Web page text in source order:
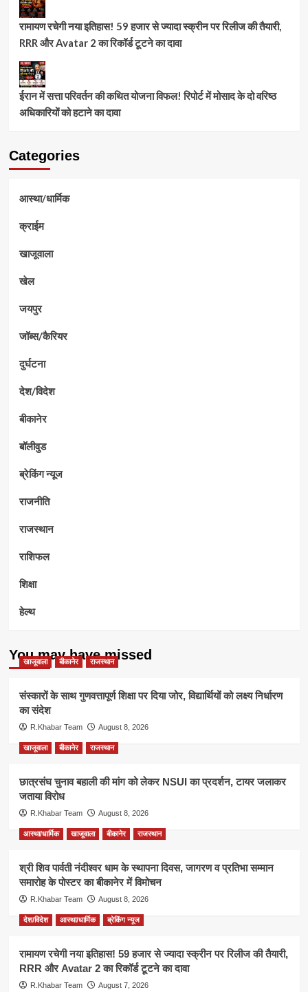
रामायण रचेगी नया इतिहास! 59 हजार से ज्यादा स्क्रीन पर रिलीज की तैयारी,
RRR और Avatar 2 का रिकॉर्ड टूटने का दावा
ईरान में सत्ता परिवर्तन की कथित योजना विफल! रिपोर्ट में मोसाद के दो वरिष्ठ
अधिकारियों को हटाने का दावा
Categories
आस्था/धार्मिक
क्राईम
खाजूवाला
खेल
जयपुर
जॉब्स/कैरियर
दुर्घटना
देश/विदेश
बीकानेर
बॉलीवुड
ब्रेकिंग न्यूज
राजनीति
राजस्थान
राशिफल
शिक्षा
हेल्थ
You may have missed
खाजूवाला बीकानेर राजस्थान
संस्कारों के साथ गुणवत्तापूर्ण शिक्षा पर दिया जोर, विद्यार्थियों को लक्ष्य निर्धारण
का संदेश
R.Khabar Team August 8, 2026
खाजूवाला बीकानेर राजस्थान
छात्रसंघ चुनाव बहाली की मांग को लेकर NSUI का प्रदर्शन, टायर जलाकर
जताया विरोध
R.Khabar Team August 8, 2026
आस्था/धार्मिक खाजूवाला बीकानेर राजस्थान
श्री शिव पार्वती नंदीश्वर धाम के स्थापना दिवस, जागरण व प्रतिभा सम्मान
समारोह के पोस्टर का बीकानेर में विमोचन
R.Khabar Team August 8, 2026
देश/विदेश आस्था/धार्मिक ब्रेकिंग न्यूज
रामायण रचेगी नया इतिहास! 59 हजार से ज्यादा स्क्रीन पर रिलीज की तैयारी,
RRR और Avatar 2 का रिकॉर्ड टूटने का दावा
R.Khabar Team August 7, 2026